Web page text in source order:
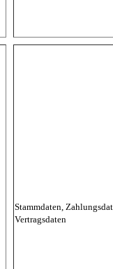
Stammdaten,
Vertragsdaten